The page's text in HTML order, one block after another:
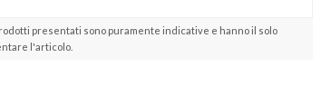
presentati sono puramente indicative e hanno il solo
l'articolo.